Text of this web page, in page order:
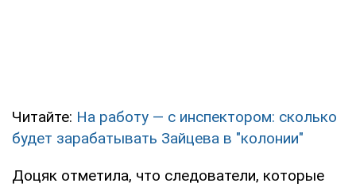
Читайте: На работу — с инспектором: сколько
будет зарабатывать Зайцева в "колонии"
Доцяк отметила, что следователи, которые